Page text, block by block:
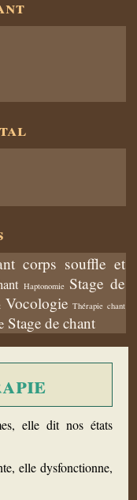
corps souffle et
Haptonomie Stage de
Vocologie Thérapie chant
Stage de chant
elle dit nos états
elle dysfonctionne,